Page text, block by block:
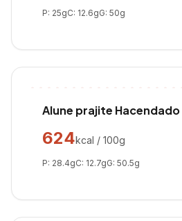
P: 25gC: 12.6gG: 50g
Alune prajite Hacendado
624kcal / 100g
P: 28.4gC: 12.7gG: 50.5g